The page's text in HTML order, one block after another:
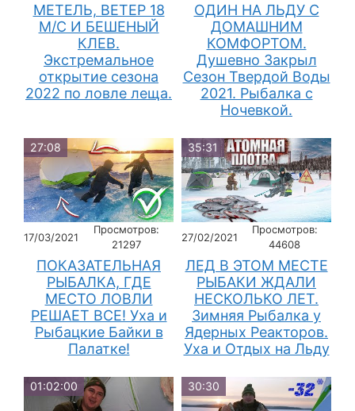
МЕТЕЛЬ, ВЕТЕР 18
М/С И БЕШЕНЫЙ
КЛЕВ.
Экстремальное
открытие сезона
2022 по ловле леща.
ОДИН НА ЛЬДУ С
ДОМАШНИМ
КОМФОРТОМ.
Душевно Закрыл
Сезон Твердой Воды
2021. Рыбалка с
Ночевкой.
27:08
17/03/2021
Просмотров:
21297
ПОКАЗАТЕЛЬНАЯ
РЫБАЛКА, ГДЕ
МЕСТО ЛОВЛИ
РЕШАЕТ ВСЕ! Уха и
Рыбацкие Байки в
Палатке!
35:31
27/02/2021
Просмотров:
44608
ЛЕД В ЭТОМ МЕСТЕ
РЫБАКИ ЖДАЛИ
НЕСКОЛЬКО ЛЕТ.
Зимняя Рыбалка у
Ядерных Реакторов.
Уха и Отдых на Льду
01:02:00 30:30